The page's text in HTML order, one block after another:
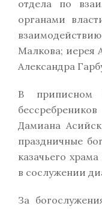
отдела по
органами
Малкова; иерея
Александра
В приписном
Дамиана
праздничные
казачьего
в сослужении
За